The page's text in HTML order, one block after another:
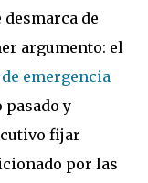
desmarca de
argumento: el
emergencia
pasado y
fijar
por las